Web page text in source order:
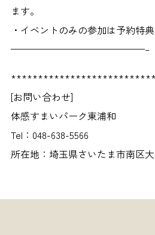
ます。
・イベントのみの参加は予約特
​——————————————–
[お問い合わせ]
体感すまいパーク東浦和
Tel：048-638-5566
所在地：埼玉県さいたま市南区大